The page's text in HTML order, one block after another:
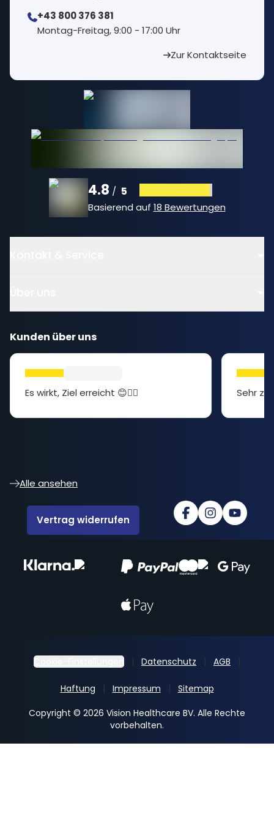
+43 800 376 381
⁠Montag-Freitag, 9:00 - 17:00 Uhr
Zur Kontaktseite
4.8 / 5
Basierend auf 18 Bewertungen
Kunden über uns
Es wirkt, Ziel erreicht 😊👍🏻 Sehr
Alle ansehen
Vertrag widerrufen
Cookie-Einstellungen Datenschutz AGB
Haftung Impressum
Sitemap
Copyright © 2026 Vision Healthcare BV. Alle Rechte
vorbehalten.